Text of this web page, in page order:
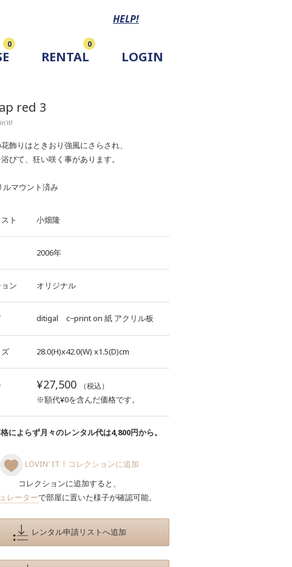
HELP!
0
RENTAL
0
LOGIN
red 3
飾りはときおり強風にさらされ、
びて、狂い咲く事があります。
マウント済み
ト 小畑隆
2006年
ン オリジナル
ditigal c−printon 紙 アクリル板
28.0(H)x42.0(W) x1.5(D)cm
¥27,500 （税込）
※額代¥0を含んだ価格です。
によらず月々のレンタル代は4,800円から。
LOVIN' IT！コレクションに追加
コレクションに追加すると、
レーターで部屋に置いた様子が確認可能。
レンタル申請リストへ追加